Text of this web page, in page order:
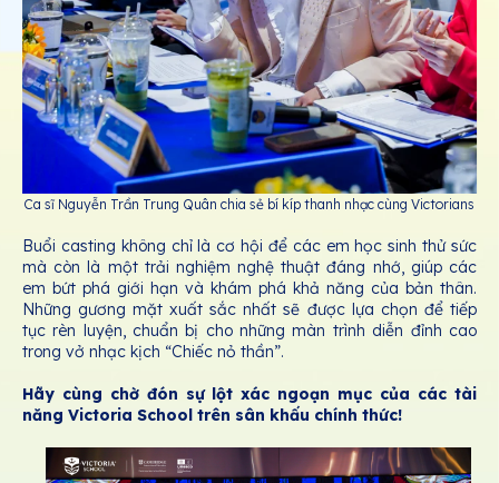
Ca sĩ Nguyễn Trần Trung Quân chia sẻ bí kíp thanh nhạc cùng Victorians
Buổi casting không chỉ là cơ hội để các em học sinh thử sức
mà còn là một trải nghiệm nghệ thuật đáng nhớ, giúp các
em bứt phá giới hạn và khám phá khả năng của bản thân.
Những gương mặt xuất sắc nhất sẽ được lựa chọn để tiếp
tục rèn luyện, chuẩn bị cho những màn trình diễn đỉnh cao
trong vở nhạc kịch “Chiếc nỏ thần”.
Hãy cùng chờ đón sự lột xác ngoạn mục của các tài
năng Victoria School trên sân khấu chính thức!